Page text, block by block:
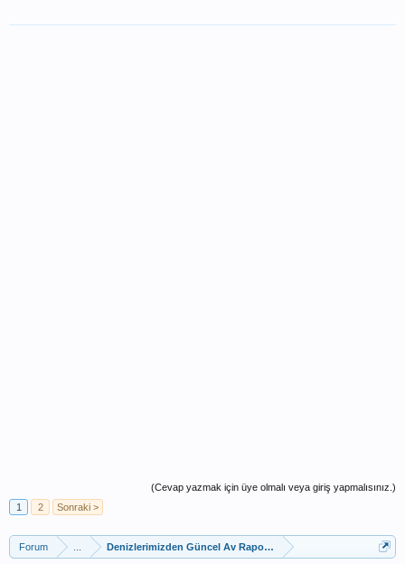
(Cevap yazmak için üye olmalı veya giriş yapmalısınız.)
1
2 Sonraki >
Forum Denizlerimizden Güncel Av Raporları